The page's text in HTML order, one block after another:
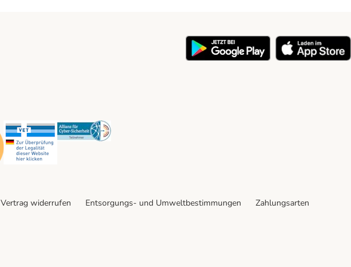
Security Security Security
Vertrag widerrufen Entsorgungs- und Umweltbestimmungen
Zahlungsarten